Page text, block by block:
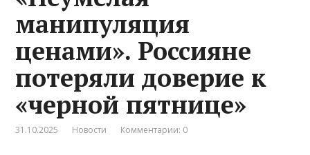
манипуляция
ценами». Россияне
потеряли доверие к
«черной пятнице»
31.10.2025 Новости Комментарии: 0